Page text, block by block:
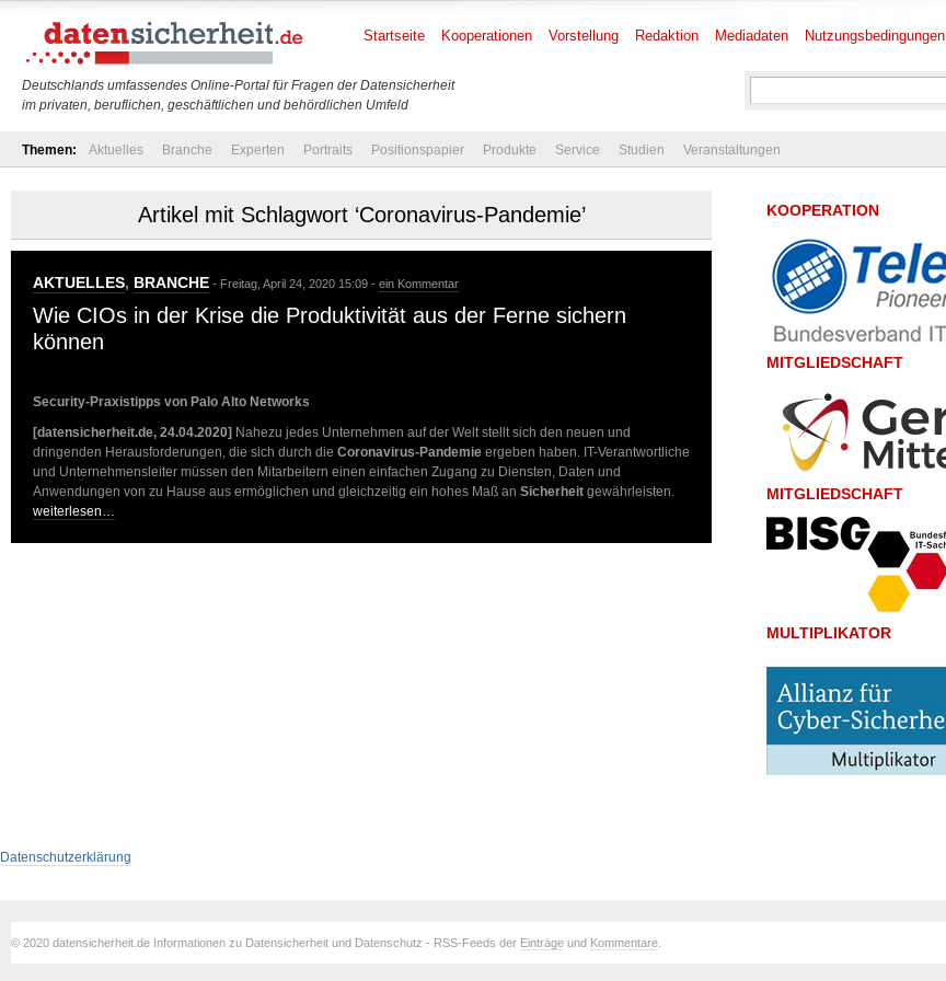
Deutschlands umfassendes Online-Portal für Fragen der Datensicherheit
im privaten, beruflichen, geschäftlichen und behördlichen Umfeld
Startseite Kooperationen Vorstellung Redaktion Mediadaten Nutzungsbedingungen
Themen: Aktuelles Branche Experten Portraits Positionspapier Produkte Service Studien Veranstaltungen
Artikel mit Schlagwort ‘Coronavirus-Pandemie’
AKTUELLES, BRANCHE - Freitag, April 24, 2020 15:09 - ein Kommentar
Wie CIOs in der Krise die Produktivität aus der Ferne sichern
können
Security-Praxistipps von Palo Alto Networks
[datensicherheit.de, 24.04.2020] Nahezu jedes Unternehmen auf der Welt stellt sich den neuen und
dringenden Herausforderungen, die sich durch die Coronavirus-Pandemie ergeben haben. IT-Verantwortliche
und Unternehmensleiter müssen den Mitarbeitern einen einfachen Zugang zu Diensten, Daten und
Anwendungen von zu Hause aus ermöglichen und gleichzeitig ein hohes Maß an Sicherheit gewährleisten.
weiterlesen…
KOOPERATION
MITGLIEDSCHAFT
MITGLIEDSCHAFT
MULTIPLIKATOR
Datenschutzerklärung
© 2020 datensicherheit.de Informationen zu Datensicherheit und Datenschutz - RSS-Feeds der Einträge und Kommentare